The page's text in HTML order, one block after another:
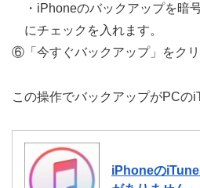
・iPhoneのバックアップを暗
にチェックを入れます。
⑥「今すぐバックアップ」をクリ
この操作でバックアップがPCの
iPhoneの